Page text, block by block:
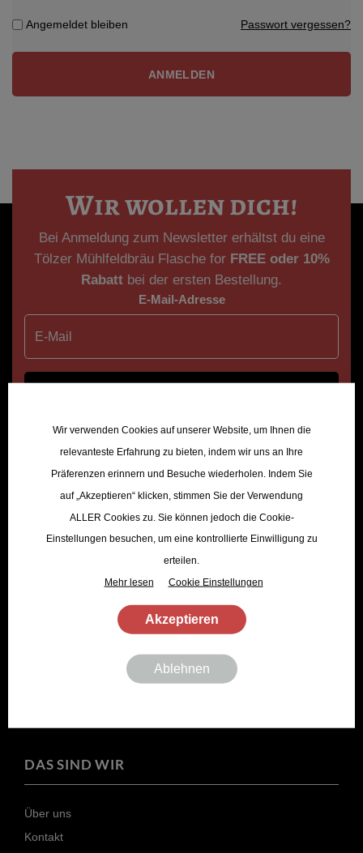
Angemeldet bleiben Passwort vergessen?
ANMELDEN
Wir wollen dich!
Bei Anmeldung zum Newsletter erhältst du eine
Tölzer Mühlfeldbräu Flasche for FREE oder 10%
Rabatt bei der ersten Bestellung.
E-Mail-Adresse
Ich abonniere den Tölzer Mühlfeldbräu Newsletter
TÖLZER SHOP
DAS SIND WIR
Über uns
Kontakt
Wir verwenden Cookies auf unserer Website, um Ihnen die
relevanteste Erfahrung zu bieten, indem wir uns an Ihre
Präferenzen erinnern und Besuche wiederholen. Indem Sie
auf „Akzeptieren“ klicken, stimmen Sie der Verwendung
ALLER Cookies zu. Sie können jedoch die Cookie-
Einstellungen besuchen, um eine kontrollierte Einwilligung zu
erteilen.
Mehr lesen
Cookie Einstellungen
Akzeptieren
Ablehnen